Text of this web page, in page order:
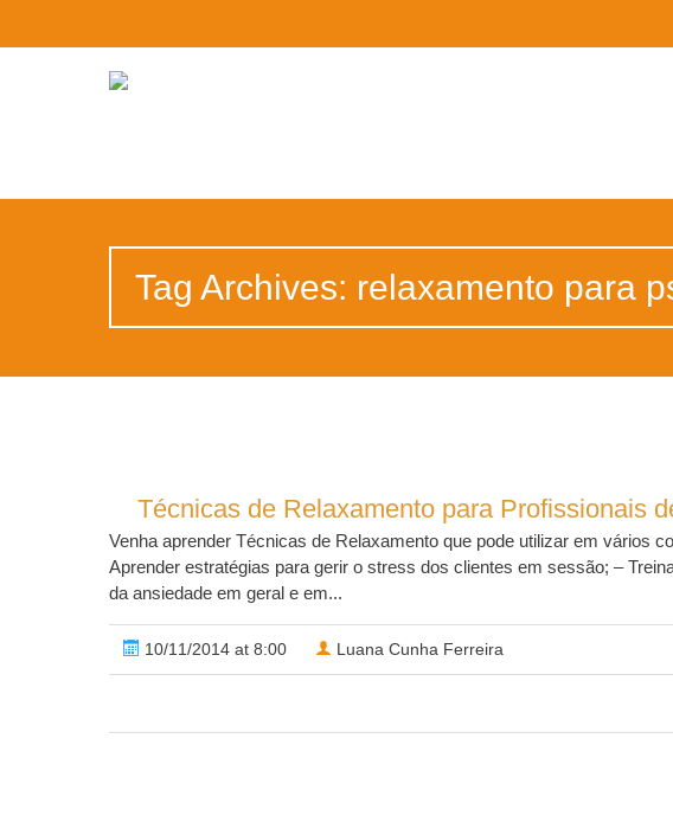
Tag Archives: relaxamento para
Técnicas de Relaxamento para Profissionais
Venha aprender Técnicas de Relaxamento que pode utilizar em vários
Aprender estratégias para gerir o stress dos clientes em sessão; –
da ansiedade em geral e em...
10/11/2014 at 8:00 Luana Cunha Ferreira